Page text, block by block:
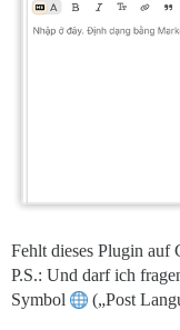
Fehlt dieses Plugin auf
P.S.: Und darf ich
Symbol
(„Post